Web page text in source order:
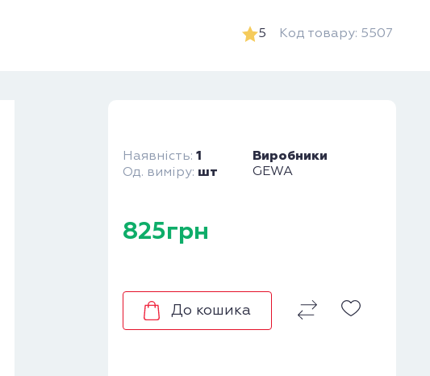
5 Код товару: 5507
Наявність: 1
Од. виміру: шт
Виробники
GEWA
825грн
До кошика